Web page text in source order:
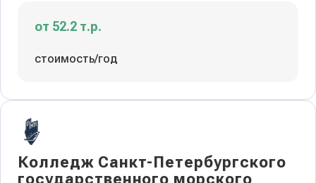
от 52.2 т.р.
стоимость/год
Колледж Санкт-Петербургского
государственного морского